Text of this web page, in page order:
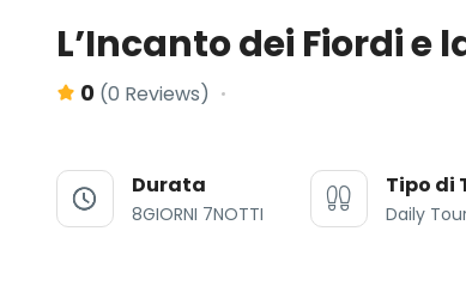
L’Incanto dei Fiordi e
0 (0 Reviews)
Durata
8GIORNI 7NOTTI
Tipo di
Daily